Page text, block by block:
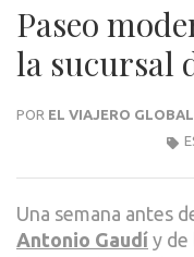
Paseo
la sucursal
POR EL VIAJERO GLOBAL
Una semana antes
Antonio Gaudí y de